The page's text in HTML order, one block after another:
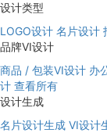
设计类型
LOGO设计 名片设计
品牌VI设计
商品 / 包装VI设计 办
计 查看所有
设计生成
名片设计生成 VI设计